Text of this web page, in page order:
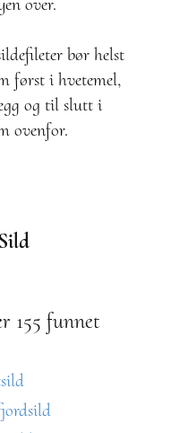
over.
bør helst
først i hvetemel,
og til slutt i
ovenfor.
155 funnet